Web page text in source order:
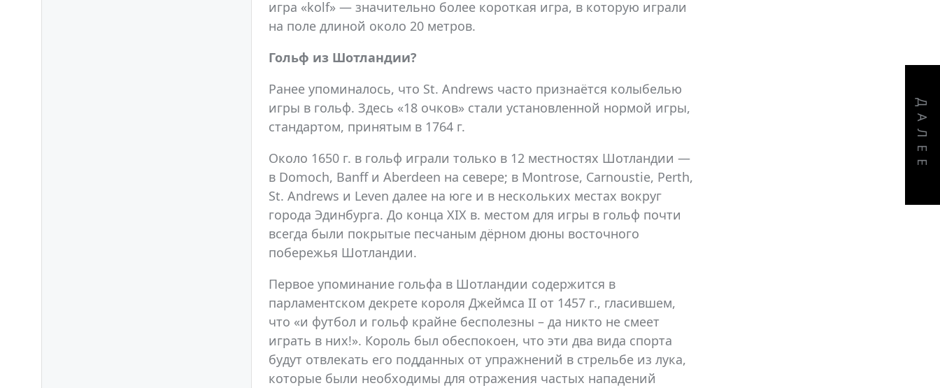
игра «kolf» — значительно более короткая игра, в которую играли
на поле длиной около 20 метров.
Гольф из Шотландии?
Ранее упоминалось, что St. Andrews часто признаётся колыбелью
игры в гольф. Здесь «18 очков» стали установленной нормой игры,
стандартом, принятым в 1764 г.
Около 1650 г. в гольф играли только в 12 местностях Шотландии —
в Domoch, Banff и Aberdeen на севере; в Montrose, Carnoustie, Perth,
St. Andrews и Leven далее на юге и в нескольких местах вокруг
города Эдинбурга. До конца XIX в. местом для игры в гольф почти
всегда были покрытые песчаным дёрном дюны восточного
побережья Шотландии.
Первое упоминание гольфа в Шотландии содержится в
парламентском декрете короля Джеймса II от 1457 г., гласившем,
что «и футбол и гольф крайне бесполезны – да никто не смеет
играть в них!». Король был обеспокоен, что эти два вида спорта
будут отвлекать его подданных от упражнений в стрельбе из лука,
которые были необходимы для отражения частых нападений
ДАЛЕЕ